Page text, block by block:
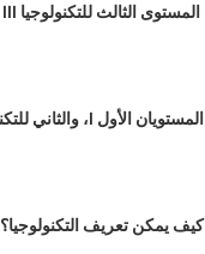
المستوى الثالث للتكنولوجيا III
المستويان الأول I، والثاني للتكنولوجيا II
كيف يمكن تعريف التكنولوجيا؟